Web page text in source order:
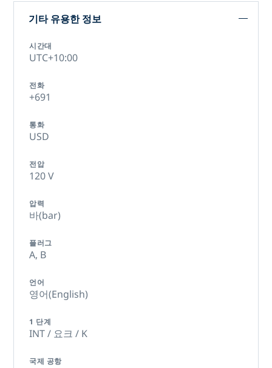
기타 유용한 정보
시간대
UTC+10:00
전화
+691
통화
USD
전압
120 V
압력
바(bar)
플러그
A, B
언어
영어(English)
1 단계
INT / 요크 / K
국제 공항